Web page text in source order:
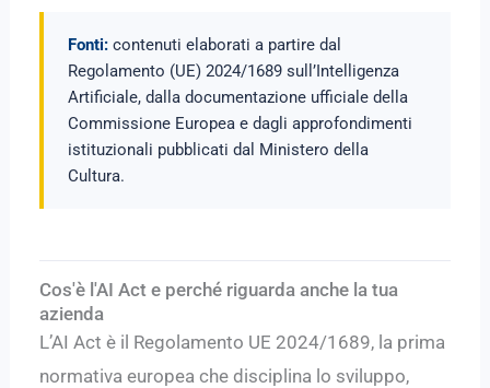
Fonti: contenuti elaborati a partire dal
Regolamento (UE) 2024/1689 sull’Intelligenza
Artificiale, dalla documentazione ufficiale della
Commissione Europea e dagli approfondimenti
istituzionali pubblicati dal Ministero della
Cultura.
Cos'è l'AI Act e perché riguarda anche la tua
azienda
L’AI Act è il Regolamento UE 2024/1689, la prima
normativa europea che disciplina lo sviluppo,